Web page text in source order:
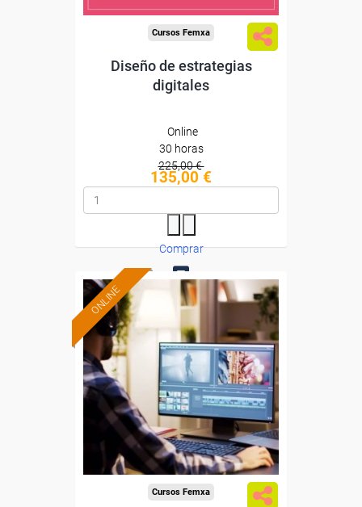
Cursos Femxa
Diseño de estrategias
digitales
Online
30 horas
225,00 €
135,00 €
Comprar
0
ONLINE
Formación 100%
subvencionada.
Para desempleados,
trabajadores y autónomos.
Sector
-Información, Comunicación
y Artes Gráficas.
Cursos Femxa